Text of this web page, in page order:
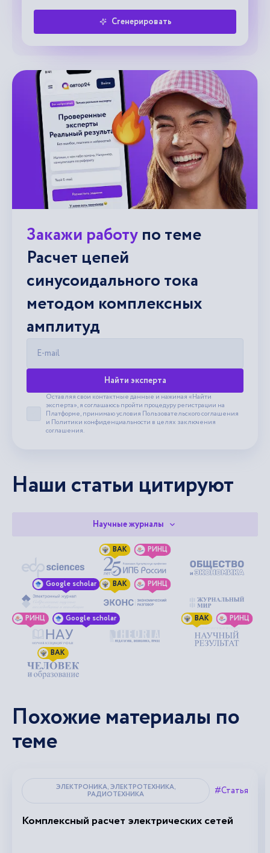
Сгенерировать
Закажи работупо теме
Расчет цепей
синусоидального тока
методом комплексных
амплитуд
Найти эксперта
Принять пользовательское соглашение
Оставляя свои контактные данные и нажимая «Найти
эксперта», я соглашаюсь пройти процедуру регистрации на
Платформе, принимаю условия Пользовательского соглашения
и Политики конфиденциальности в целях заключения
соглашения.
Наши статьи цитируют
Научные журналы
ВАК РИНЦ
Google scholar ВАК РИНЦ
РИНЦ Google scholar ВАК РИНЦ
ВАК
Похожие материалы по
теме
ЭЛЕКТРОНИКА, ЭЛЕКТРОТЕХНИКА,
РАДИОТЕХНИКА #Статья
Комплексный расчет электрических сетей